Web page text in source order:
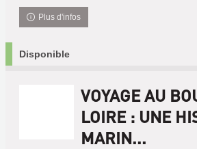
Plus d'infos
Disponible
VOYAGE AU
LOIRE : UNE
MARIN...